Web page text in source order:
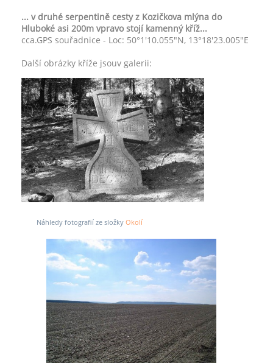
... v druhé serpentině cesty z Kozičkova mlýna do
Hluboké asi 200m vpravo stojí kamenný kříž...
cca.GPS souřadnice - Loc: 50°1'10.055"N, 13°18'23.005"E
Další obrázky kříže jsouv galerii:
Náhledy fotografií ze složky Okolí